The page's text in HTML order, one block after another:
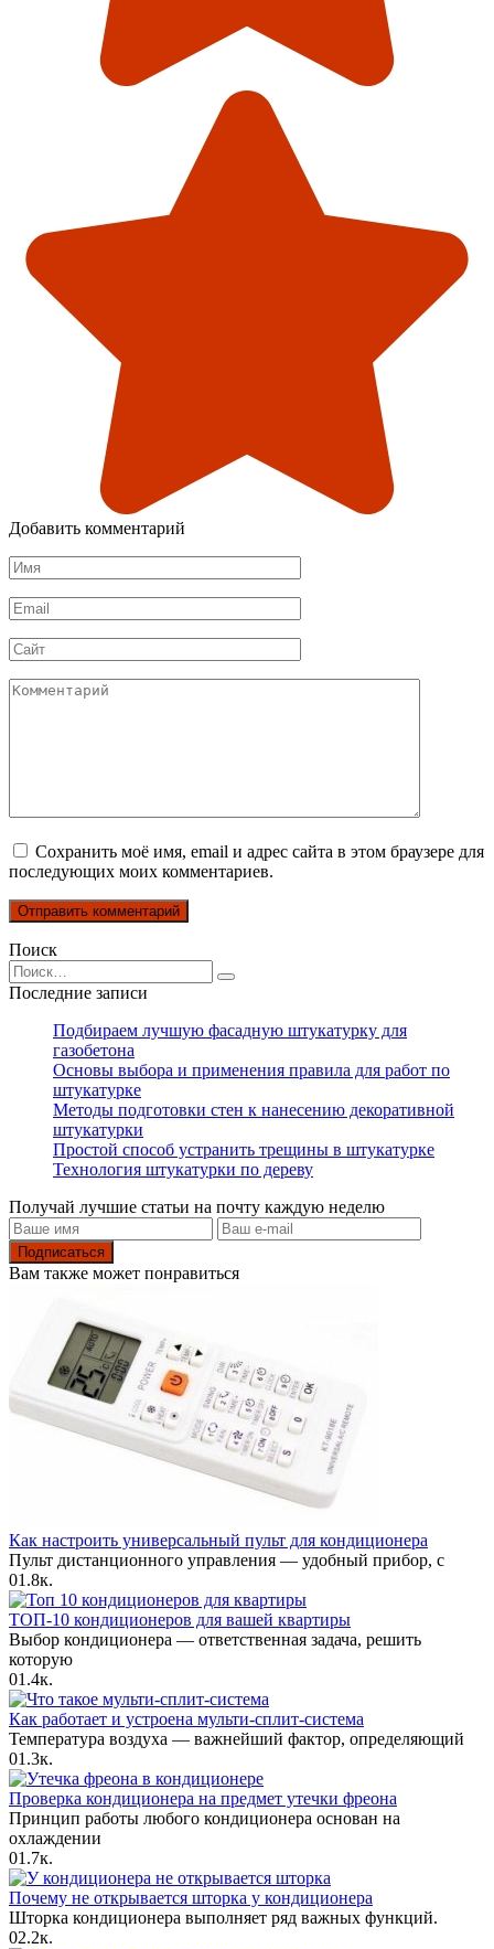
Добавить комментарий
Имя
*
Email
*
Сайт
Комментарий
Сохранить моё имя, email и адрес сайта в этом браузере для
последующих моих комментариев.
Поиск
Search
for:
Последние записи
Подбираем лучшую фасадную штукатурку для
газобетона
Основы выбора и применения правила для работ по
штукатурке
Методы подготовки стен к нанесению декоративной
штукатурки
Простой способ устранить трещины в штукатурке
Технология штукатурки по дереву
Получай лучшие статьи на почту каждую неделю
Подписаться
Вам также может понравиться
Как настроить универсальный пульт для кондиционера
Пульт дистанционного управления — удобный прибор, с
01.8к.
ТОП-10 кондиционеров для вашей квартиры
Выбор кондиционера — ответственная задача, решить
которую
01.4к.
Как работает и устроена мульти-сплит-система
Температура воздуха — важнейший фактор, определяющий
01.3к.
Проверка кондиционера на предмет утечки фреона
Принцип работы любого кондиционера основан на
охлаждении
01.7к.
Почему не открывается шторка у кондиционера
Шторка кондиционера выполняет ряд важных функций.
02.2к.